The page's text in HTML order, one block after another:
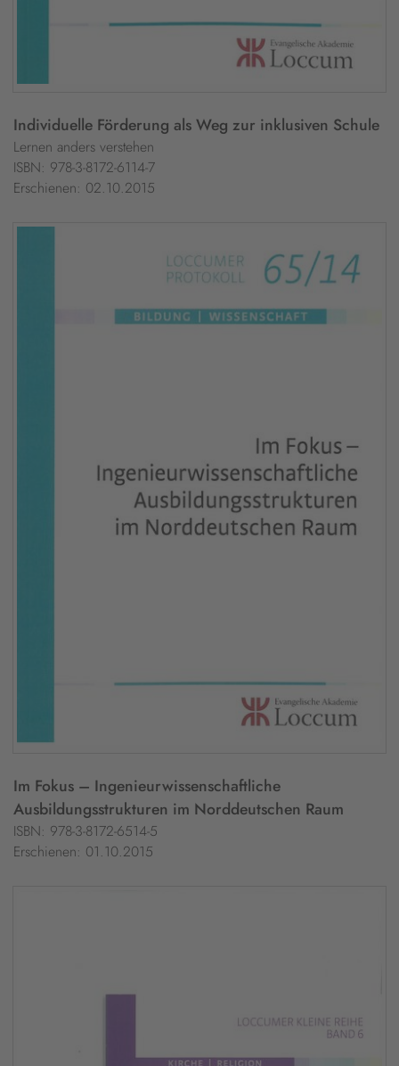
Individuelle Förderung als Weg zur inklusiven Schule
Lernen anders verstehen
ISBN: 978-3-8172-6114-7
Erschienen: 02.10.2015
Im Fokus – Ingenieurwissenschaftliche
Ausbildungsstrukturen im Norddeutschen Raum
ISBN: 978-3-8172-6514-5
Erschienen: 01.10.2015